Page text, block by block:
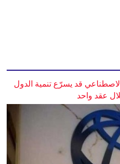
الاصطناعي قد يسرّع تنمية الدول
عقد واحد